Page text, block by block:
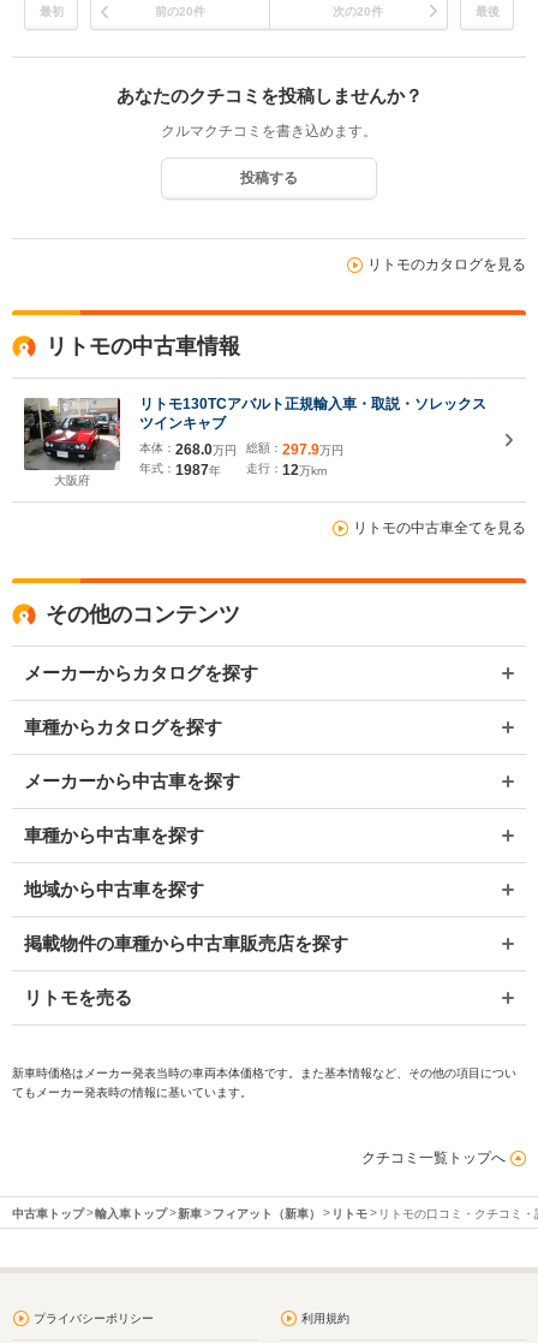
最初 前の20件 次の20件 最後
あなたのクチコミを投稿しませんか？
クルマクチコミを書き込めます。
投稿する
リトモのカタログを見る
リトモの中古車情報
大阪府
リトモ130TCアバルト正規輸入車・取説・ソレックス
ツインキャブ
本体： 268.0万円
年式： 1987年
総額： 297.9万円
走行： 12万km
リトモの中古車全てを見る
その他のコンテンツ
メーカーからカタログを探す
車種からカタログを探す
メーカーから中古車を探す
車種から中古車を探す
地域から中古車を探す
掲載物件の車種から中古車販売店を探す
リトモを売る
新車時価格はメーカー発表当時の車両本体価格です。また基本情報など、その他の項目につい
てもメーカー発表時の情報に基いています。
クチコミ一覧トップへ
中古車トップ 輸入車トップ 新車 フィアット（新車） リトモ リトモの口コミ・クチコミ
プライバシーポリシー 利用規約